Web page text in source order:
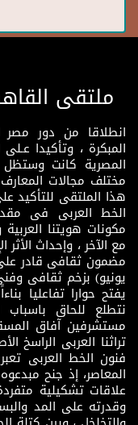
ملتقى
انطلاقا من دور مصر
المبكرة ، وتأكيدا
المصرية كانت
مختلف مجالات
هذا الملتقى للتأكيد
الخط العربى فى
مكونات هويتنا
مع الآخر ، وإحداث
يونيو) بزخم ثقافى
يفتح حوارا تفاعليا
نتطلع للحاق باسباب
مستشرفين آفاق
تراثنا العربى الراسخ
فنون الخط العربى
المعاصر، إذ جنح
علاقات تشكيلية
وقدرته على المد